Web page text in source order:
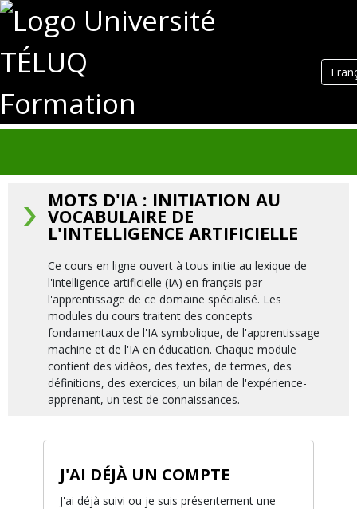
Formation
MOTS D'IA : INITIATION AU
VOCABULAIRE DE
L'INTELLIGENCE ARTIFICIELLE
Ce cours en ligne ouvert à tous initie au lexique de
l'intelligence artificielle (IA) en français par
l'apprentissage de ce domaine spécialisé. Les
modules du cours traitent des concepts
fondamentaux de l'IA symbolique, de l'apprentissage
machine et de l'IA en éducation. Chaque module
contient des vidéos, des textes, de termes, des
définitions, des exercices, un bilan de l'expérience-
apprenant, un test de connaissances.
J'AI DÉJÀ UN COMPTE
J'ai déjà suivi ou je suis présentement une